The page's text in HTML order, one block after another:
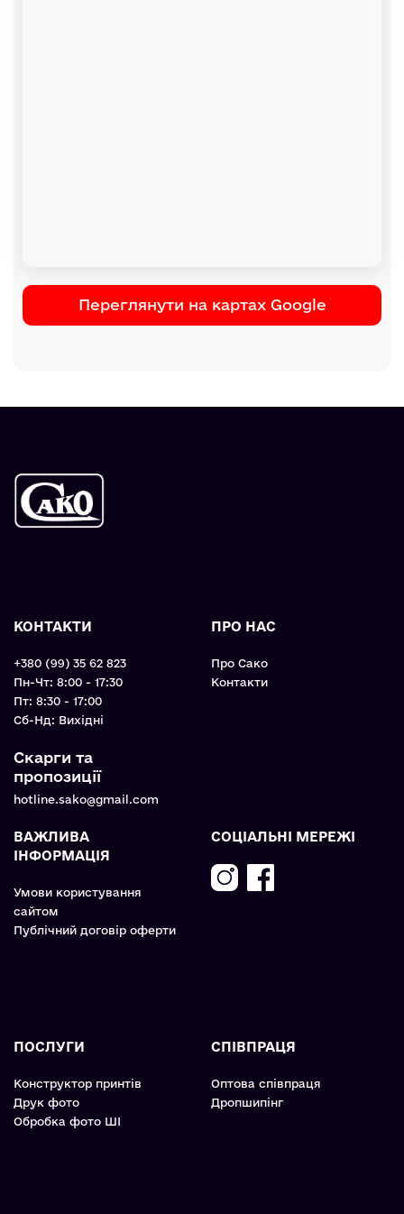
Переглянути на картах Google
КОНТАКТИ
+380 (99) 35 62 823
Пн-Чт: 8:00 - 17:30
Пт: 8:30 - 17:00
Cб-Нд: Вихідні
Скарги та
пропозиції
hotline.sako@gmail.com
ПРО НАС
Про Сако
Контакти
ВАЖЛИВА
ІНФОРМАЦІЯ
Умови користування
сайтом
Публічний договір оферти
СОЦІАЛЬНІ МЕРЕЖІ
ПОСЛУГИ
Конструктор принтів
Друк фото
Обробка фото ШІ
СПІВПРАЦЯ
Оптова співпраця
Дропшипінг